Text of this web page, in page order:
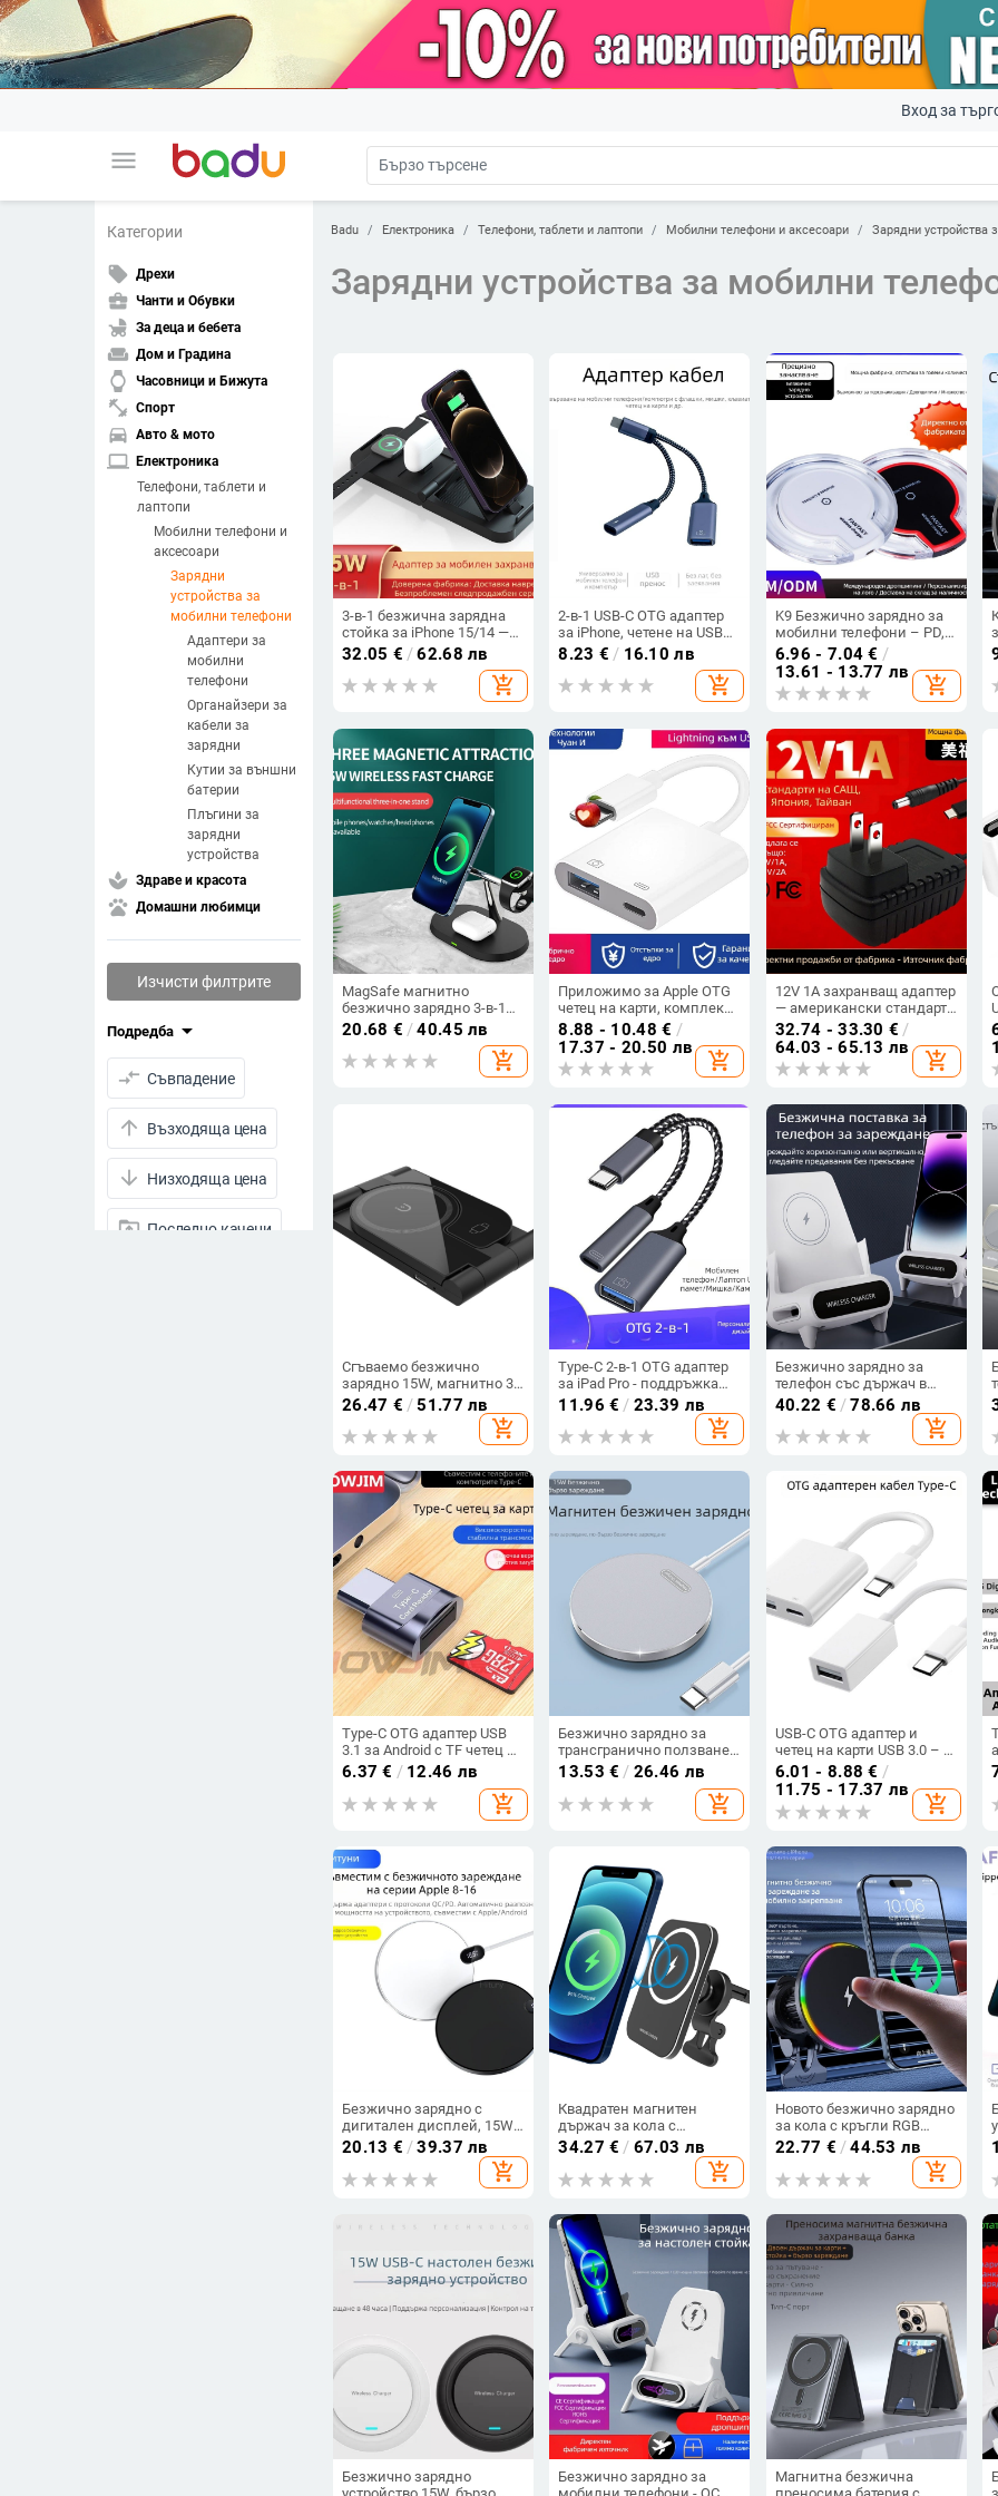
menu
Вход за
Категории
local_offer Дрехи
business_center Чанти и Обувки
child_friendly За деца и бебета
weekend Дом и Градина
watch Часовници и Бижута
fitness_center Спорт
directions_car Авто & мото
laptop Електроника
Телефони, таблети и
лаптопи
Мобилни телефони и
аксесоари
Зарядни
устройства за
мобилни телефони
Адаптери за
мобилни
телефони
Органайзери за
кабели за
зарядни
Кутии за външни
батерии
Плъгини за
зарядни
устройства
spa Здраве и красота
pets Домашни любимци
Изчисти филтрите
Подредба arrow_drop_down
compare_arrows Съвпадение
arrow_upward Възходяща цена
arrow_downward Низходяща цена
drive_folder_upload Последно качени
Badu Електроника Телефони, таблети и лаптопи Мобилни телефони и аксесоари Зарядни устройства
Зарядни устройства за мобилни
3-в-1 безжична зарядна
стойка за iPhone 15/14 —
15W бързо зареждане,
магнитно центриране,
QC3.0, 2.4A, обща мощност
32.05 € /62.68 лв
add_shopping_cart
2-в-1 USB-C OTG адаптер
за iPhone, четене на USB
флаш памет, пренос на
данни и зареждане, USB
3.0 кабел
8.23 € / 16.10 лв
add_shopping_cart
K9 Безжично зарядно за
мобилни телефони – PD,
5V2A, 15W макс., Quick
Charge, Без магнитно
зареждане
6.96 - 7.04 € /
13.61 - 13.77 лв
add_shopping_cart
MagSafe магнитно
безжично зарядно 3-в-1
за телефон, часовник и
слушалки, PD/QC3.0, до
15W
20.68 € /40.45 лв
add_shopping_cart
Приложимо за Apple OTG
четец на карти, комплект
за камера, адаптер за
мобилен телефон,
адаптер за висок ток, хъб
8.88 - 10.48 € /
17.37 - 20.50 лв
add_shopping_cart
12V 1A захранващ адаптер
— американски стандарт,
японски и тайвански
стандарти; маникюрно-
козметичен уред и
масажор, малък домашен
32.74 - 33.30 € /
64.03 - 65.13 лв
add_shopping_cart
Сгъваемо безжично
зарядно 15W, магнитно 3-
в-1 за Huawei, Apple и
Samsung телефони
26.47 € /51.77 лв
add_shopping_cart
Type-C 2-в-1 OTG адаптер
за iPad Pro - поддръжка
USB флаш памет, мишка и
четец за карти
11.96 € / 23.39 лв
add_shopping_cart
Безжично зарядно за
телефон със държач в
хоризонтална ориентация
— 15W бързо зареждане
(QC3.0), 5V/2A или 9V/2A
40.22 € /78.66 лв
add_shopping_cart
Type-C OTG адаптер USB
3.1 за Android с TF четец за
карти, модел 0606
6.37 € / 12.46 лв
add_shopping_cart
Безжично зарядно за
трансгранично ползване,
магнитно засмукване,
Magsafe 15W, бързо
зареждане, подходящо за
мобилни телефони и
безжично зареждане
13.53 € / 26.46 лв
add_shopping_cart
USB-C OTG адаптер и
четец на карти USB 3.0 – 2-
в-1 захранващ хъб за
мишка, клавиатура и
звукова карта
6.01 - 8.88 € /
11.75 - 17.37 лв
add_shopping_cart
Безжично зарядно с
дигитален дисплей, 15W
PD бързо зареждане, 1,2
m плетен кабел,
съвместимо с Apple и
20.13 € /39.37 лв
add_shopping_cart
Квадратен магнитен
държач за кола с
безжично зареждане,
метална конструкция, за
Apple iPhone
34.27 € / 67.03 лв
add_shopping_cart
Новото безжично зарядно
за кола с кръгли RGB
светлини, трансгранично
за мобилен телефон
Apple, MagSafe магнитно
засмукване, безжично
22.77 € /44.53 лв
add_shopping_cart
Безжично зарядно
Безжично зарядно за
Магнитна безжична